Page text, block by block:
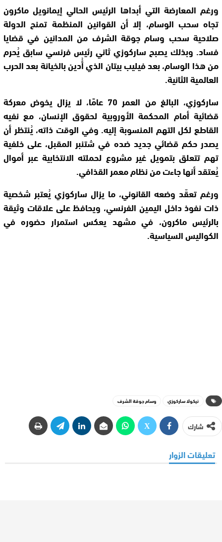
ورغم المعارضة التي أبداها الرئيس الحالي إيمانويل ماكرون
تجاه سحب الوسام، إلا أن القوانين المنظمة تمنح الدولة
صلاحية سحب وسام جوقة الشرف من المدانين في قضايا
فساد. وبذلك يصبح ساركوزي ثاني رئيس فرنسي سابق يُحرم
من هذا الوسام، بعد فيليب بيتان الذي أُدين بالخيانة بعد الحرب
العالمية الثانية.
ساركوزي، البالغ من العمر 70 عامًا، لا يزال يخوض معركة
قضائية أمام المحكمة الأوروبية لحقوق الإنسان، مع نفيه
القاطع لكل التهم المنسوبة إليه. وفي الوقت ذاته، يُنتظر أن
يصدر حكم قضائي جديد ضده في شتنبر المقبل، على خلفية
تهم تتعلق بتمويل غير مشروع لحملته الانتخابية عبر أموال
يُعتقد أنها جاءت من نظام معمر القذافي.
ورغم تعقّد وضعه القانوني، ما يزال ساركوزي يُعتبر شخصية
ذات نفوذ داخل اليمين الفرنسي، ويحافظ على علاقات وثيقة
بالرئيس ماكرون، في مشهد يعكس استمرار حضوره في
الكواليس السياسية.
نيكولا ساركوزي وسام جوقة الشرف
شارك
تعليقات الزوار